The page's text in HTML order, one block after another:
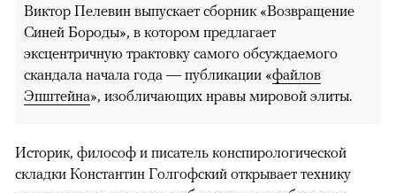
Виктор Пелевин выпускает сборник «Возвращение
Синей Бороды», в котором предлагает
эксцентричную трактовку самого обсуждаемого
скандала начала года — публикации «файлов
Эпштейна», изобличающих нравы мировой элиты.
Историк, философ и писатель конспирологической
складки Константин Голгофский открывает технику